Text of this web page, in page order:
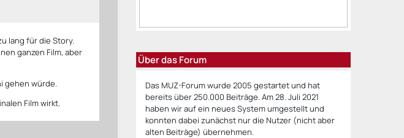
lang für die Story.
ganzen Film, aber
gehen würde.
Film wirkt.
Über das Forum
Das MUZ-Forum wurde 2005 gestartet und hat
bereits über 250.000 Beiträge. Am 28. Juli 2021
haben wir auf ein neues System umgestellt und
konnten dabei zunächst nur die Nutzer (nicht aber
alten Beiträge) übernehmen.